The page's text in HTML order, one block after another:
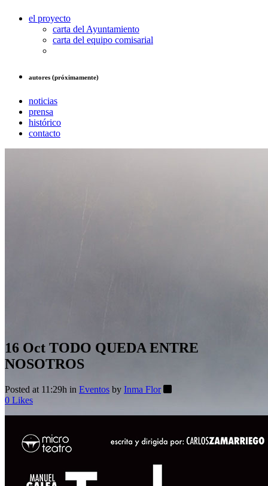
el proyecto
carta del Ayuntamiento
carta del equipo comisarial
autores (próximamente)
noticias
prensa
histórico
contacto
16 Oct TODO QUEDA ENTRE
NOSOTROS
Posted at 11:29h in Eventos by Inma Flor
0 Likes